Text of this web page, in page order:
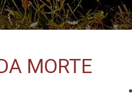
MORTE